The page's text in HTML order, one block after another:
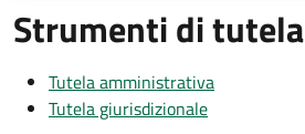
Strumenti di tutela
Tutela amministrativa
Tutela giurisdizionale